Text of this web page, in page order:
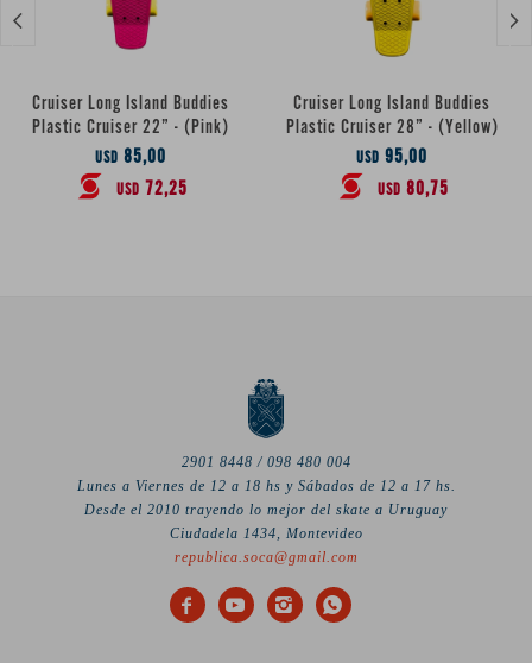
Cruiser Long Island Buddies
Plastic Cruiser 22” - (Pink)
USD 85,00
USD 72,25
Cruiser Long Island Buddies
Plastic Cruiser 28” - (Yellow)
USD 95,00
USD 80,75
 
2901 8448 / 098 480 004
Lunes a Viernes de 12 a 18 hs y Sábados de 12 a 17 hs.
Desde el 2010 trayendo lo mejor del skate a Uruguay
Ciudadela 1434, Montevideo
republica.soca@gmail.com
   